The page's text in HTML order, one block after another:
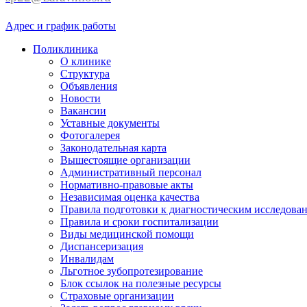
Адрес и график работы
Поликлиника
О клинике
Структура
Объявления
Новости
Вакансии
Уставные документы
Фотогалерея
Законодательная карта
Вышестоящие организации
Административный персонал
Нормативно-правовые акты
Независимая оценка качества
Правила подготовки к диагностическим
Правила и сроки госпитализации
Виды медицинской помощи
Диспансеризация
Инвалидам
Льготное зубопротезирование
Блок ссылок на полезные ресурсы
Страховые организации